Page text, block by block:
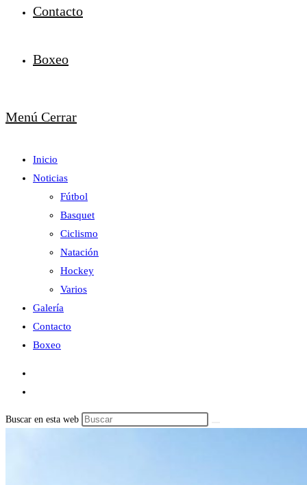
Contacto
Boxeo
Menú Cerrar
Inicio
Noticias
Fútbol
Basquet
Ciclismo
Natación
Hockey
Varios
Galería
Contacto
Boxeo
Buscar en esta web